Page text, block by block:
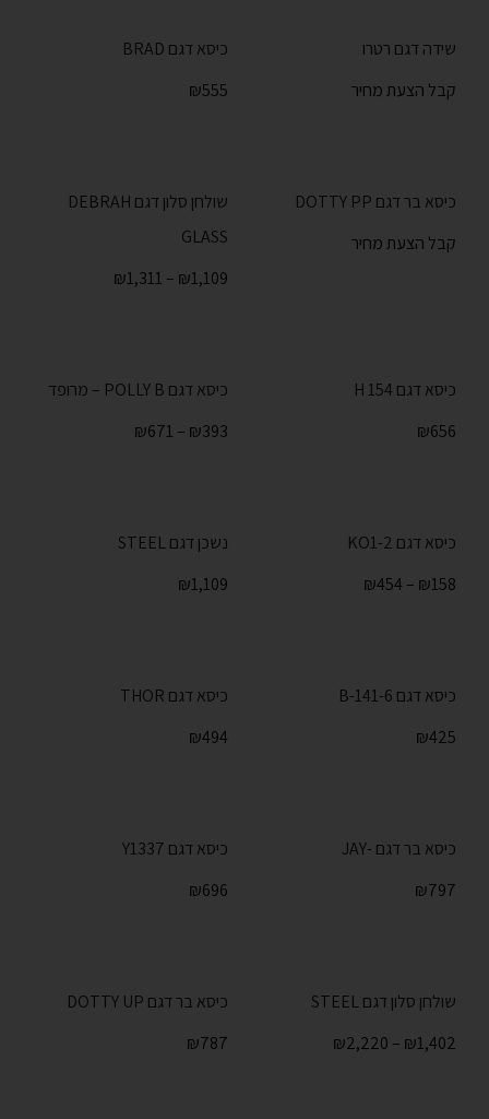
שידה דגם רטרו
קבל הצעת מחיר
כיסא דגם BRAD
₪555
כיסא בר דגם DOTTY PP
קבל הצעת מחיר
שולחן סלון דגם DEBRAH
GLASS
₪1,109
–
₪1,311
כיסא דגם H 154
₪656
כיסא דגם POLLY B – מרופד
₪393
–
₪671
כיסא דגם KO1-2
₪158
–
₪454
נשכן דגם STEEL
₪1,109
כיסא דגם 141-6-B
₪425
כיסא דגם THOR
₪494
כיסא בר דגם -JAY
₪797
כיסא דגם Y1337
₪696
שולחן סלון דגם STEEL
₪1,402
–
₪2,220
כיסא בר דגם DOTTY UP
₪787